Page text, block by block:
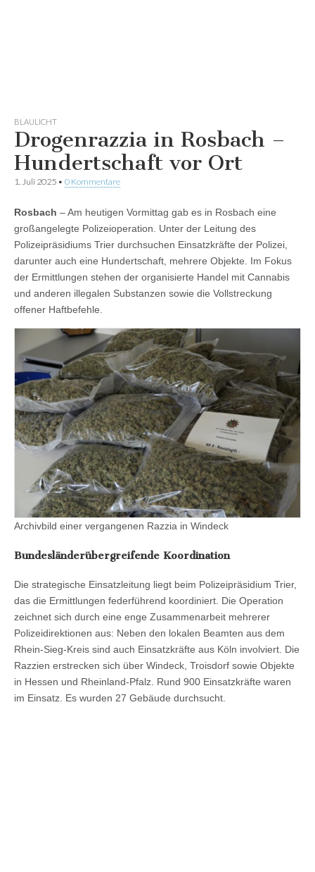
BLAULICHT
Drogenrazzia in Rosbach –
Hundertschaft vor Ort
1. Juli 2025 • 0 Kommentare
Rosbach – Am heutigen Vormittag gab es in Rosbach eine
großangelegte Polizeioperation. Unter der Leitung des
Polizeipräsidiums Trier durchsuchen Einsatzkräfte der Polizei,
darunter auch eine Hundertschaft, mehrere Objekte. Im Fokus
der Ermittlungen stehen der organisierte Handel mit Cannabis
und anderen illegalen Substanzen sowie die Vollstreckung
offener Haftbefehle.
Archivbild einer vergangenen Razzia in Windeck
Bundesländerübergreifende Koordination
Die strategische Einsatzleitung liegt beim Polizeipräsidium Trier,
das die Ermittlungen federführend koordiniert. Die Operation
zeichnet sich durch eine enge Zusammenarbeit mehrerer
Polizeidirektionen aus: Neben den lokalen Beamten aus dem
Rhein-Sieg-Kreis sind auch Einsatzkräfte aus Köln involviert. Die
Razzien erstrecken sich über Windeck, Troisdorf sowie Objekte
in Hessen und Rheinland-Pfalz. Rund 900 Einsatzkräfte waren
im Einsatz. Es wurden 27 Gebäude durchsucht.